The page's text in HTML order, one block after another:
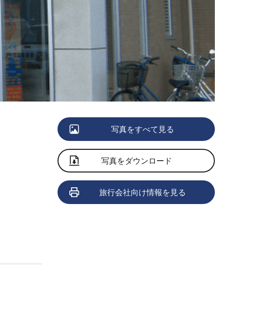
写真をすべて見る
写真をダウンロード
旅行会社向け情報を見る